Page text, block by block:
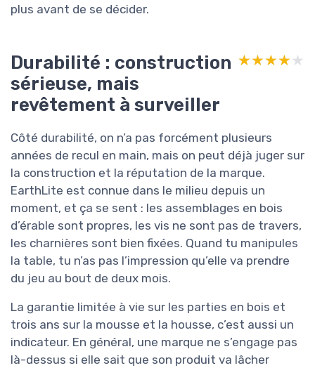
plus avant de se décider.
Durabilité : construction
sérieuse, mais
revêtement à surveiller
★★★★★
★★★★★
Côté durabilité, on n’a pas forcément plusieurs
années de recul en main, mais on peut déjà juger sur
la construction et la réputation de la marque.
EarthLite est connue dans le milieu depuis un
moment, et ça se sent : les assemblages en bois
d’érable sont propres, les vis ne sont pas de travers,
les charnières sont bien fixées. Quand tu manipules
la table, tu n’as pas l’impression qu’elle va prendre
du jeu au bout de deux mois.
La garantie limitée à vie sur les parties en bois et
trois ans sur la mousse et la housse, c’est aussi un
indicateur. En général, une marque ne s’engage pas
là-dessus si elle sait que son produit va lâcher